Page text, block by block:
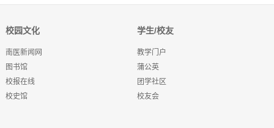
校园文化
南医新闻网
图书馆
校报在线
校史馆
学生/校友
教学门户
蒲公英
团学社区
校友会